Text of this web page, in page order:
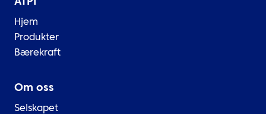
Hjem
Produkter
Bærekraft
Om oss
Selskapet